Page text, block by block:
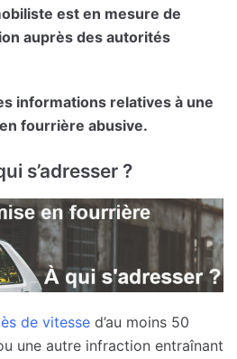
est en mesure de
auprès des autorités
informations relatives à une
fourrière abusive.
s’adresser ?
de vitesse d’au moins 50
une autre infraction entraînant